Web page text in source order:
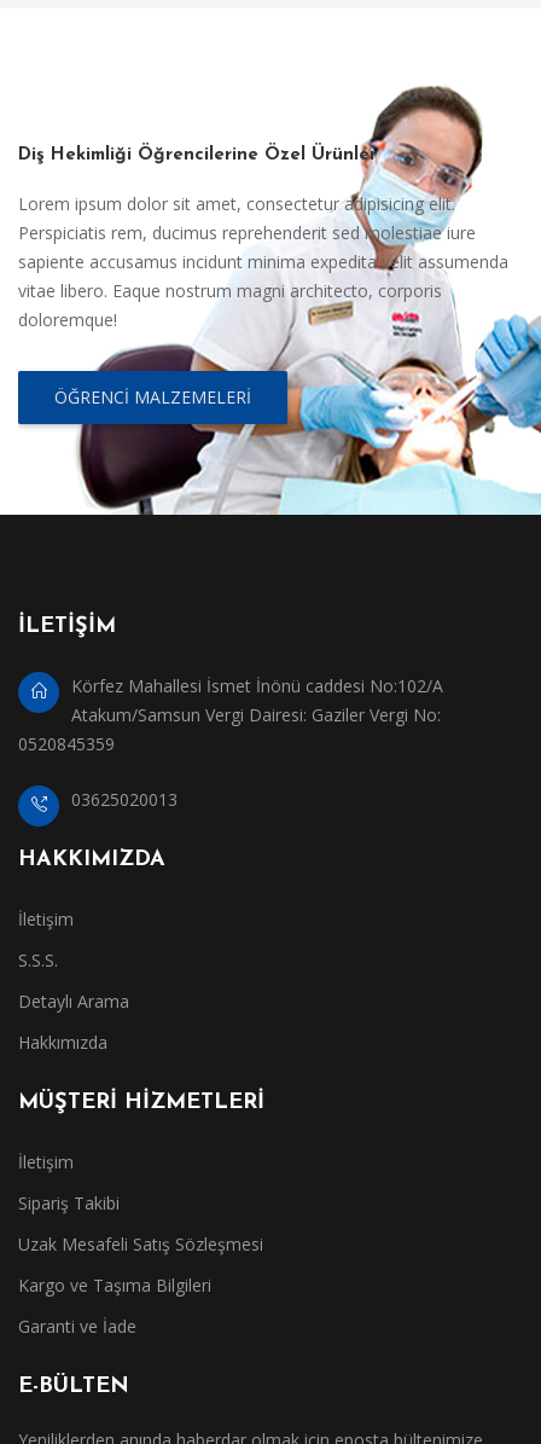
Diş Hekimliği Öğrencilerine Özel Ürünler
Lorem ipsum dolor sit amet, consectetur adipisicing elit.
Perspiciatis rem, ducimus reprehenderit sed molestiae iure
sapiente accusamus incidunt minima expedita velit assumenda
vitae libero. Eaque nostrum magni architecto, corporis
doloremque!
ÖĞRENCI MALZEMELERI
İLETİŞİM
Körfez Mahallesi İsmet İnönü caddesi No:102/A
Atakum/Samsun Vergi Dairesi: Gaziler Vergi No:
0520845359
03625020013
HAKKIMIZDA
İletişim
S.S.S.
Detaylı Arama
Hakkımızda
MÜŞTERİ HİZMETLERİ
İletişim
Sipariş Takibi
Uzak Mesafeli Satış Sözleşmesi
Kargo ve Taşıma Bilgileri
Garanti ve İade
E-BÜLTEN